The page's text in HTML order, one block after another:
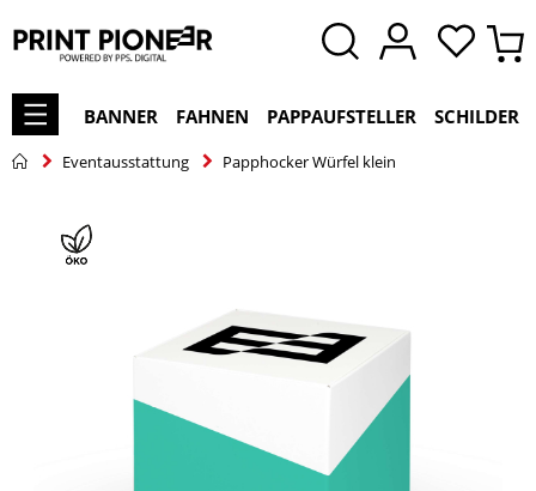
BANNER FAHNEN PAPPAUFSTELLER SCHILDER
Eventausstattung Papphocker Würfel klein
Ende